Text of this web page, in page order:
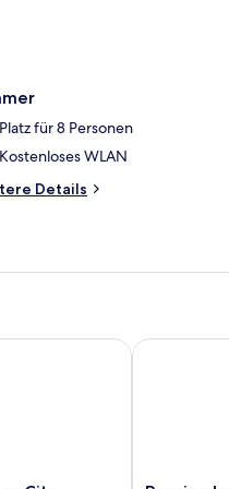
Platz für 8 Personen
Kostenloses WLAN
Details
Centre Pension Im